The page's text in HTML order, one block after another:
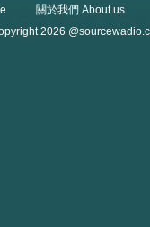
關於我們 About us
2026